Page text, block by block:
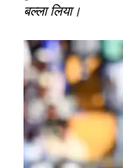
बल्ला लिया।